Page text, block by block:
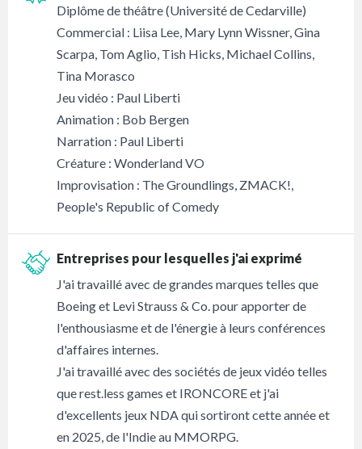
Diplôme de théâtre (Université de Cedarville)
Commercial : Liisa Lee, Mary Lynn Wissner, Gina
Scarpa, Tom Aglio, Tish Hicks, Michael Collins,
Tina Morasco
Jeu vidéo : Paul Liberti
Animation : Bob Bergen
Narration : Paul Liberti
Créature : Wonderland VO
Improvisation : The Groundlings, ZMACK!,
People's Republic of Comedy
Entreprises pour lesquelles j'ai exprimé
J'ai travaillé avec de grandes marques telles que
Boeing et Levi Strauss & Co. pour apporter de
l'enthousiasme et de l'énergie à leurs conférences
d'affaires internes.
J'ai travaillé avec des sociétés de jeux vidéo telles
que rest.less games et IRONCORE et j'ai
d'excellents jeux NDA qui sortiront cette année et
en 2025, de l'Indie au MMORPG.